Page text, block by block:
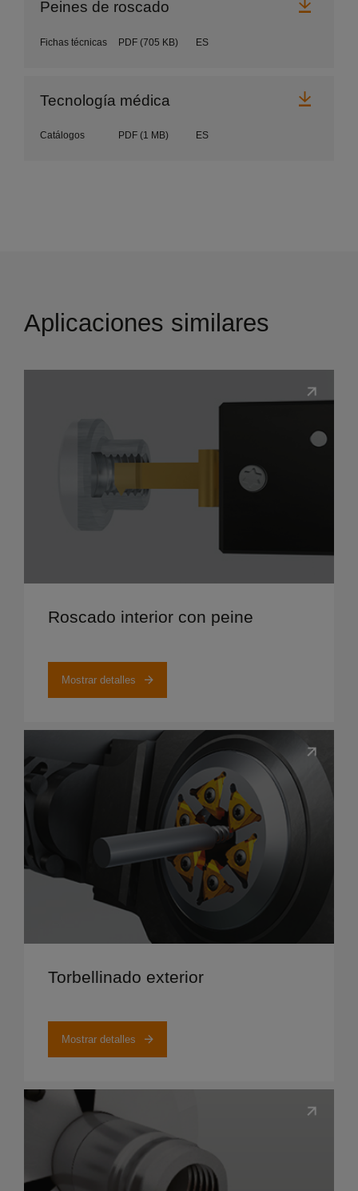
Peines de roscado
Fichas técnicas PDF (705 KB) ES
Tecnología médica
Catálogos PDF (1 MB) ES
Aplicaciones similares
Roscado interior con peine
Mostrar detalles
Torbellinado exterior
Mostrar detalles